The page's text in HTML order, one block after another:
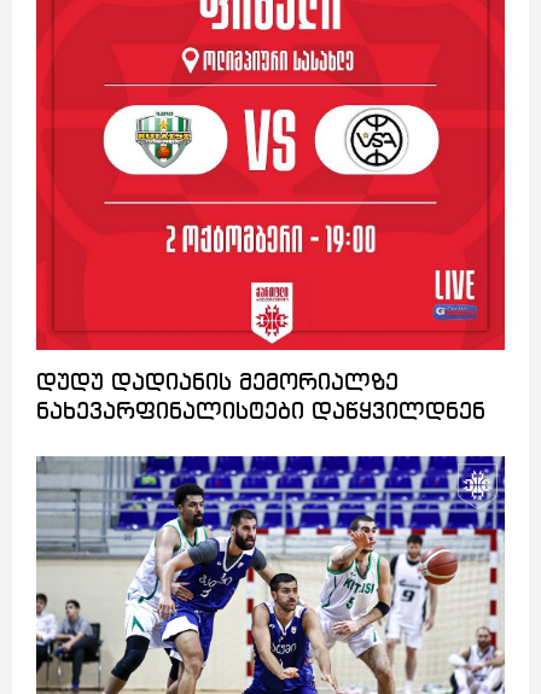
დუდუ დადიანის მემორიალზე
ნახევარფინალისტები დაწყვილდნენ